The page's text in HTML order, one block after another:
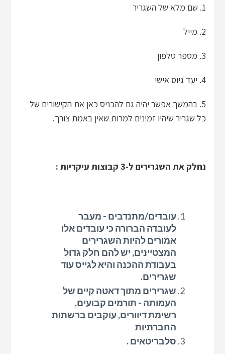
1. שם מלא של השגריר
2. מייל
3. מספר טלפון
4. יעד גיוס אישי
5. בהמשך אפשר יהיה גם להכניס כאן את הקישורים של
כל שגריר שיהיו זמינים למרות שאין באמת צורך.
נחלק את השגרירים ל-3 קבוצות עיקריות :
עובדים/מתנדבים - מעבר
לעובדה הברורה כי עובדים אלו
אמורים להיות השגרירים
המצטיינים, יש להם חלק גדול
בעבודת ההכנה והיא לגייס עוד
שגרירים.
שגרירים מתוך דאטה קיים של
העמותה - תורמים קבועים,
רשימת דיוורים, עוקבים ברשתות
החברתיות
סלבריטאים .